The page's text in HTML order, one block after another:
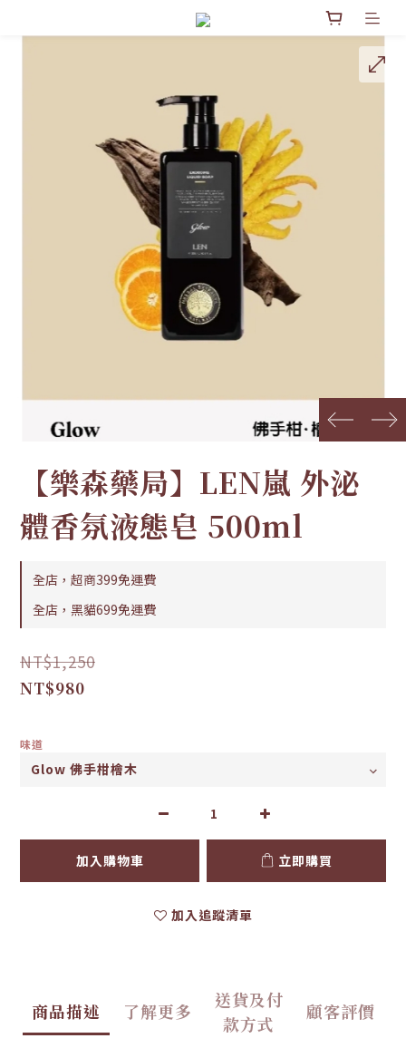
prev next
【樂森藥局】LEN嵐 外泌
體香氛液態皂 500ml
全店，超商399免運費
全店，黑貓699免運費
NT$1,250
NT$980
味道
加入購物車 立即購買
加入追蹤清單
商品描述 了解更多
送貨及付
款方式
顧客評價